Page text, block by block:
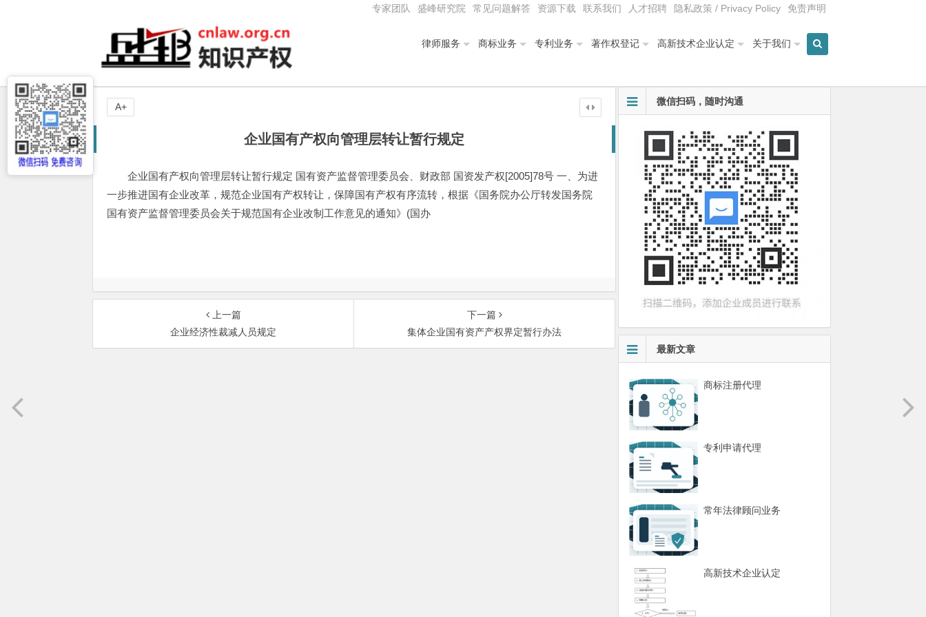
专家团队 盛峰研究院 常见问题解答 资源下载 联系我们 人才招聘 隐私政策 / Privacy Policy 免责声明
律师服务 商标业务 专利业务 著作权登记 高新技术企业认定 关于我们
企业国有产权向管理层转让暂行规定
企业国有产权向管理层转让暂行规定 国有资产监督管理委员会、财政部 国资发产权[2005]78号 一、为进
一步推进国有企业改革，规范企业国有产权转让，保障国有产权有序流转，根据《国务院办公厅转发国务院
国有资产监督管理委员会关于规范国有企业改制工作意见的通知》(国办
A+
上一篇
企业经济性裁减人员规定
下一篇
集体企业国有资产产权界定暂行办法
微信扫码，随时沟通
最新文章
商标注册代理
专利申请代理
常年法律顾问业务
高新技术企业认定